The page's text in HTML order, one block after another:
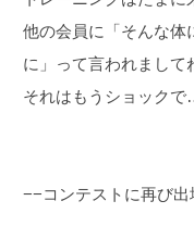
他の会員に「そんな体
に」って言われまして
それはもうショック
−−コンテストに再び出